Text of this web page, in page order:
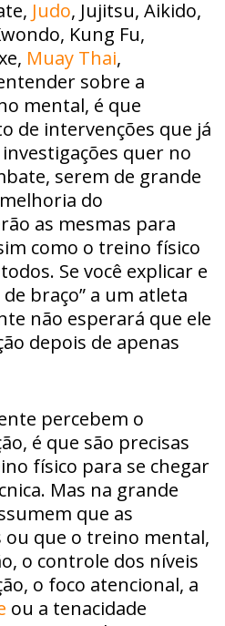
Judo, Jujitsu, Aikido,
Kung Fu,
Muay Thai,
sobre a
mental, é que
de intervenções que já
quer no
serem de grande
do
as mesmas para
como o treino físico
Se você explicar e
braço” a um atleta
não esperará que ele
depois de apenas
percebem o
é que são precisas
físico para se chegar
Mas na grande
que as
que o treino mental,
o controle dos níveis
o foco atencional, a
ou a tenacidade